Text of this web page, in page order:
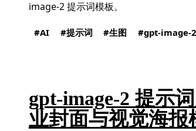
image-2 提示词模板。
AI 提示词 生图 gpt-image-2
gpt-image-2 提示
业封面与视觉海报